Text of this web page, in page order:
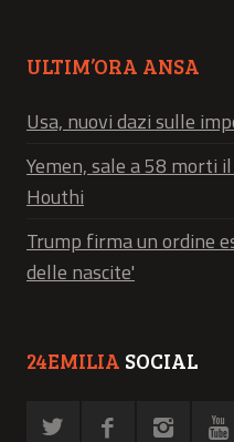
ULTIM’ORA ANSA
Usa, nuovi dazi sulle
Yemen, sale a 58 morti
Houthi
Trump firma un ordine
delle nascite'
24EMILIA SOCIAL